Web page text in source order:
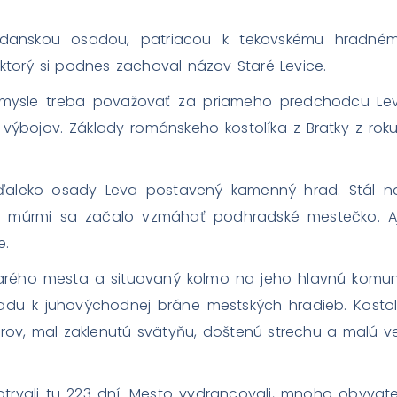
osadou, patriacou k tekovskému
si podnes zachoval názov Staré Levice.
treba považovať za priameho predchodcu
Základy románskeho kostolíka z Bratky z
osady Leva postavený kamenný hrad. Stál
sa začalo vzmáhať podhradské mestečko.
mesta a situovaný kolmo na jeho hlavnú
k juhovýchodnej bráne mestských hradieb.
mal zaklenutú svätyňu, doštenú strechu a malú